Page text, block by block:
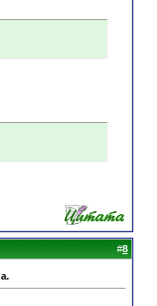
#8